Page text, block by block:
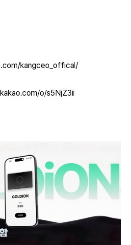
kangceo_offical/
o/s5NjZ3ii